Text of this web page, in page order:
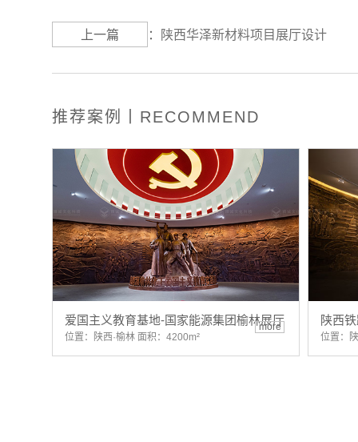
上一篇 ： 陕西华泽新材料项目展厅设计
推荐案例丨RECOMMEND
爱国主义教育基地-国家能源集团榆林展厅
位置：陕西·榆林 面积：4200m²
more 陕西
位置：